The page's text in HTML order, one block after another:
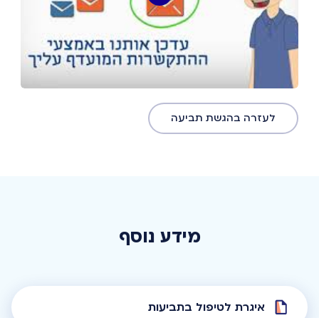
לעזרה בהגשת תביעה
מידע נוסף
איגרת לטיפול בתביעות